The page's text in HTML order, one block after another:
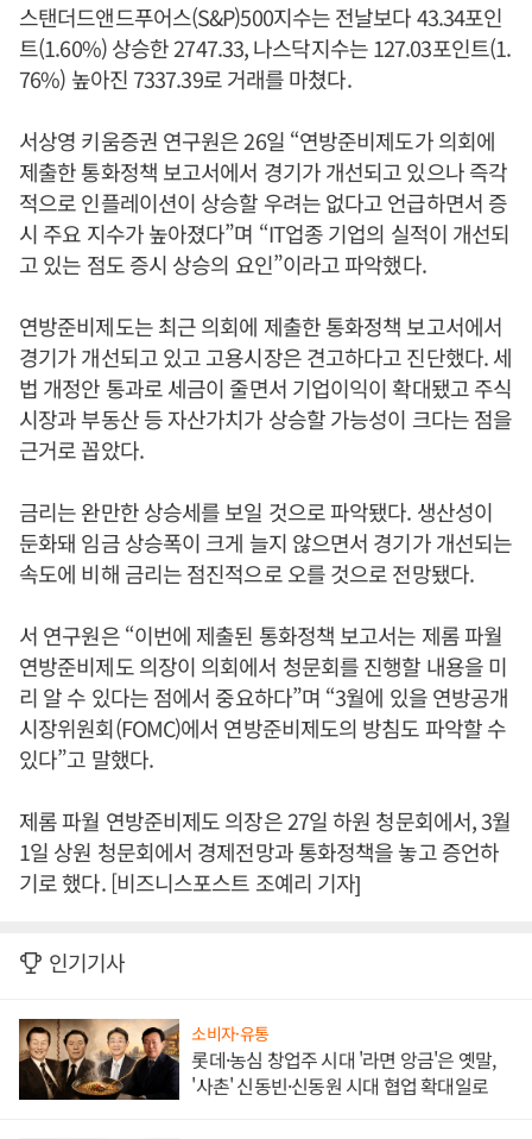
스탠더드앤드푸어스(S&P)500지수는 전날보다 43.34포인
트(1.60%) 상승한 2747.33, 나스닥지수는 127.03포인트(1.
76%) 높아진 7337.39로 거래를 마쳤다.
서상영 키움증권 연구원은 26일 “연방준비제도가 의회에
제출한 통화정책 보고서에서 경기가 개선되고 있으나 즉각
적으로 인플레이션이 상승할 우려는 없다고 언급하면서 증
시 주요 지수가 높아졌다”며 “IT업종 기업의 실적이 개선되
고 있는 점도 증시 상승의 요인”이라고 파악했다.
연방준비제도는 최근 의회에 제출한 통화정책 보고서에서
경기가 개선되고 있고 고용시장은 견고하다고 진단했다. 세
법 개정안 통과로 세금이 줄면서 기업이익이 확대됐고 주식
시장과 부동산 등 자산가치가 상승할 가능성이 크다는 점을
근거로 꼽았다.
금리는 완만한 상승세를 보일 것으로 파악됐다. 생산성이
둔화돼 임금 상승폭이 크게 늘지 않으면서 경기가 개선되는
속도에 비해 금리는 점진적으로 오를 것으로 전망됐다.
서 연구원은 “이번에 제출된 통화정책 보고서는 제롬 파월
연방준비제도 의장이 의회에서 청문회를 진행할 내용을 미
리 알 수 있다는 점에서 중요하다”며 “3월에 있을 연방공개
시장위원회(FOMC)에서 연방준비제도의 방침도 파악할 수
있다”고 말했다.
제롬 파월 연방준비제도 의장은 27일 하원 청문회에서, 3월
1일 상원 청문회에서 경제전망과 통화정책을 놓고 증언하
기로 했다. [비즈니스포스트 조예리 기자]
인기기사
소비자·유통
롯데·농심 창업주 시대 '라면 앙금'은 옛말,
'사촌' 신동빈·신동원 시대 협업 확대일로